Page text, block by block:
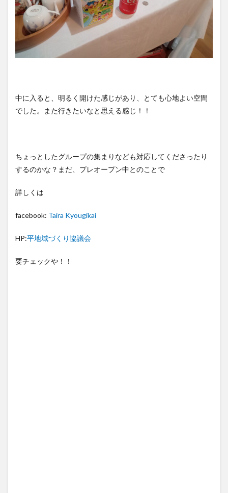
中に入ると、明るく開けた感じがあり、とても心地よい空間
でした。また行きたいなと思える感じ！！
ちょっとしたグループの集まりなども対応してくださったり
するのかな？まだ、プレオープン中とのことで
詳しくは
facebook: Taira Kyougikai
HP:平地域づくり協議会
要チェックや！！